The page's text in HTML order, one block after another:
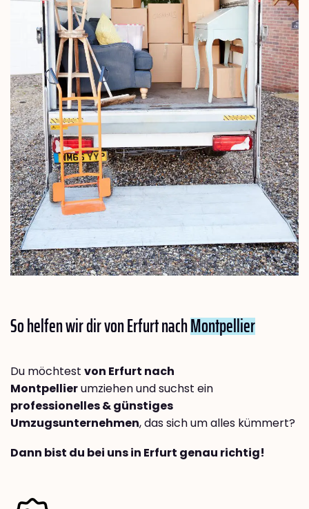
So helfen wir dir von Erfurt nachMontpellier
Du möchtest von Erfurt nach
Montpellierumziehen und suchst ein
professionelles & günstiges
Umzugsunternehmen, das sich um alles kümmert?
Dann bist du bei uns in Erfurt genau richtig!